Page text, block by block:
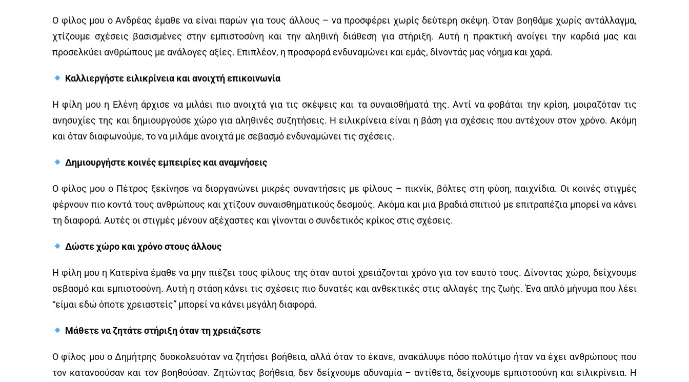
Ο φίλος μου ο Ανδρέας έμαθε να είναι παρών για τους άλλους – να προσφέρει χωρίς δεύτερη σκέψη. Όταν βοηθάμε χωρίς αντάλλαγμα,
χτίζουμε σχέσεις βασισμένες στην εμπιστοσύνη και την αληθινή διάθεση για στήριξη. Αυτή η πρακτική ανοίγει την καρδιά μας και
προσελκύει ανθρώπους με ανάλογες αξίες. Επιπλέον, η προσφορά ενδυναμώνει και εμάς, δίνοντάς μας νόημα και χαρά.
Καλλιεργήστε ειλικρίνεια και ανοιχτή επικοινωνία
Η φίλη μου η Ελένη άρχισε να μιλάει πιο ανοιχτά για τις σκέψεις και τα συναισθήματά της. Αντί να φοβάται την κρίση, μοιραζόταν τις
ανησυχίες της και δημιουργούσε χώρο για αληθινές συζητήσεις. Η ειλικρίνεια είναι η βάση για σχέσεις που αντέχουν στον χρόνο. Ακόμη
και όταν διαφωνούμε, το να μιλάμε ανοιχτά με σεβασμό ενδυναμώνει τις σχέσεις.
Δημιουργήστε κοινές εμπειρίες και αναμνήσεις
Ο φίλος μου ο Πέτρος ξεκίνησε να διοργανώνει μικρές συναντήσεις με φίλους – πικνίκ, βόλτες στη φύση, παιχνίδια. Οι κοινές στιγμές
φέρνουν πιο κοντά τους ανθρώπους και χτίζουν συναισθηματικούς δεσμούς. Ακόμα και μια βραδιά σπιτιού με επιτραπέζια μπορεί να κάνει
τη διαφορά. Αυτές οι στιγμές μένουν αξέχαστες και γίνονται ο συνδετικός κρίκος στις σχέσεις.
Δώστε χώρο και χρόνο στους άλλους
Η φίλη μου η Κατερίνα έμαθε να μην πιέζει τους φίλους της όταν αυτοί χρειάζονται χρόνο για τον εαυτό τους. Δίνοντας χώρο, δείχνουμε
σεβασμό και εμπιστοσύνη. Αυτή η στάση κάνει τις σχέσεις πιο δυνατές και ανθεκτικές στις αλλαγές της ζωής. Ένα απλό μήνυμα που λέει
“είμαι εδώ όποτε χρειαστείς” μπορεί να κάνει μεγάλη διαφορά.
Μάθετε να ζητάτε στήριξη όταν τη χρειάζεστε
Ο φίλος μου ο Δημήτρης δυσκολευόταν να ζητήσει βοήθεια, αλλά όταν το έκανε, ανακάλυψε πόσο πολύτιμο ήταν να έχει ανθρώπους που
τον κατανοούσαν και τον βοηθούσαν. Ζητώντας βοήθεια, δεν δείχνουμε αδυναμία – αντίθετα, δείχνουμε εμπιστοσύνη και ειλικρίνεια. Η